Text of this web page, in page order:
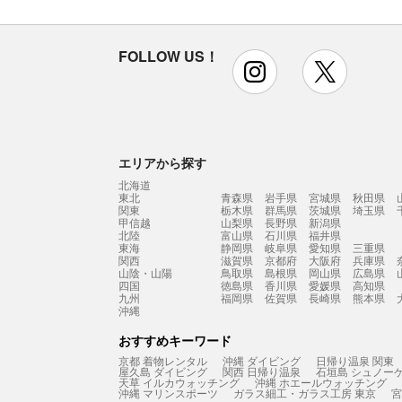
FOLLOW US！ instagram
エリアから探す
北海道
東北
青森県 岩手県 宮城県 秋田県
関東
栃木県 群馬県 茨城県 埼玉県
甲信越
山梨県 長野県
新潟県
北陸
富山県 石川県
福井県
東海
静岡県 岐阜県 愛知県
三重県
関西
滋賀県 京都府 大阪府 兵庫県
山陰・山陽
鳥取県 島根県 岡山県 広島県
四国
徳島県 香川県 愛媛県
高知県
九州
福岡県 佐賀県 長崎県 熊本県
沖縄
おすすめキーワード
京都 着物レンタル 沖縄 ダイビング 日帰り温泉 関東
屋久島 ダイビング 関西 日帰り温泉 石垣島 シュノー
天草 イルカウォッチング 沖縄 ホエールウォッチング
沖縄 マリンスポーツ ガラス細工・ガラス工房 東京